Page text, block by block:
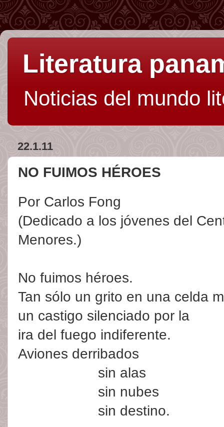
Literatura
Noticias del mundo
22.1.11
NO FUIMOS HÉROES
Por Carlos Fong
(Dedicado a los jóvenes del
Menores.)
No fuimos héroes.
Tan sólo un grito en una celda
un castigo silenciado por la
ira del fuego indiferente.
Aviones derribados
sin alas
sin nubes
sin destino.